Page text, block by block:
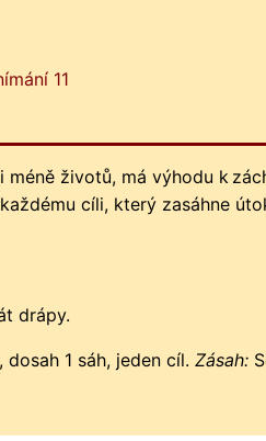
11
méně životů, má výhodu k
cíli, který zasáhne
drápy.
dosah 1 sáh, jeden cíl. Zásah: